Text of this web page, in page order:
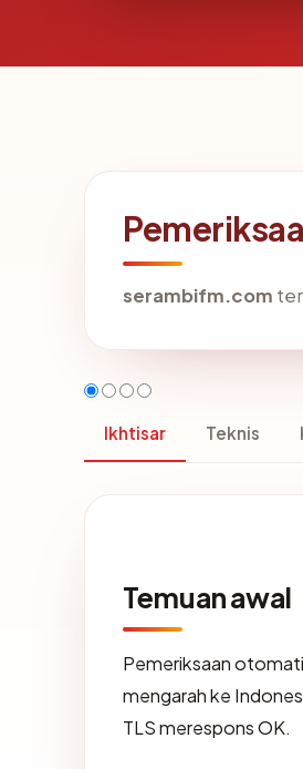
serambifm.com
Ikhtisar Teknis
Temuan awal
Pemeriksaan
mengarah ke
TLS merespons OK.